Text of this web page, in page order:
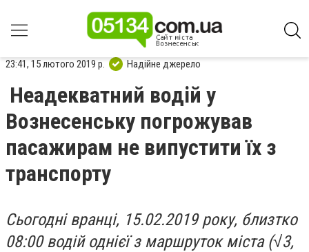
23:41, 15 лютого 2019 р. Надійне джерело
Неадекватний водій у
Вознесенську погрожував
пасажирам не випустити їх з
транспорту
Сьогодні вранці, 15.02.2019 року, близтко
08:00 водій однієї з маршруток міста (√3,